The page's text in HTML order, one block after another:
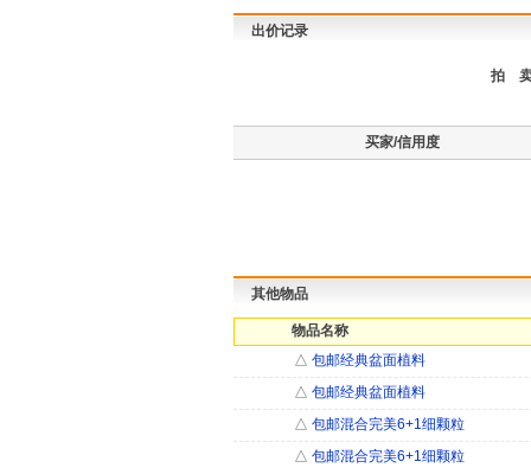
出价记录
拍
买家/信用度
其他物品
物品名称
△ 包邮经典盆面植料
△ 包邮经典盆面植料
△ 包邮混合完美6+1细颗粒
△ 包邮混合完美6+1细颗粒